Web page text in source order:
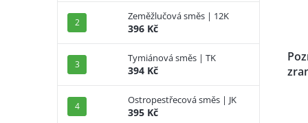
Zeměžlučová směs | 12K
396 Kč
Tymiánová směs | TK
394 Kč
Ostropestřecová směs | JK
395 Kč